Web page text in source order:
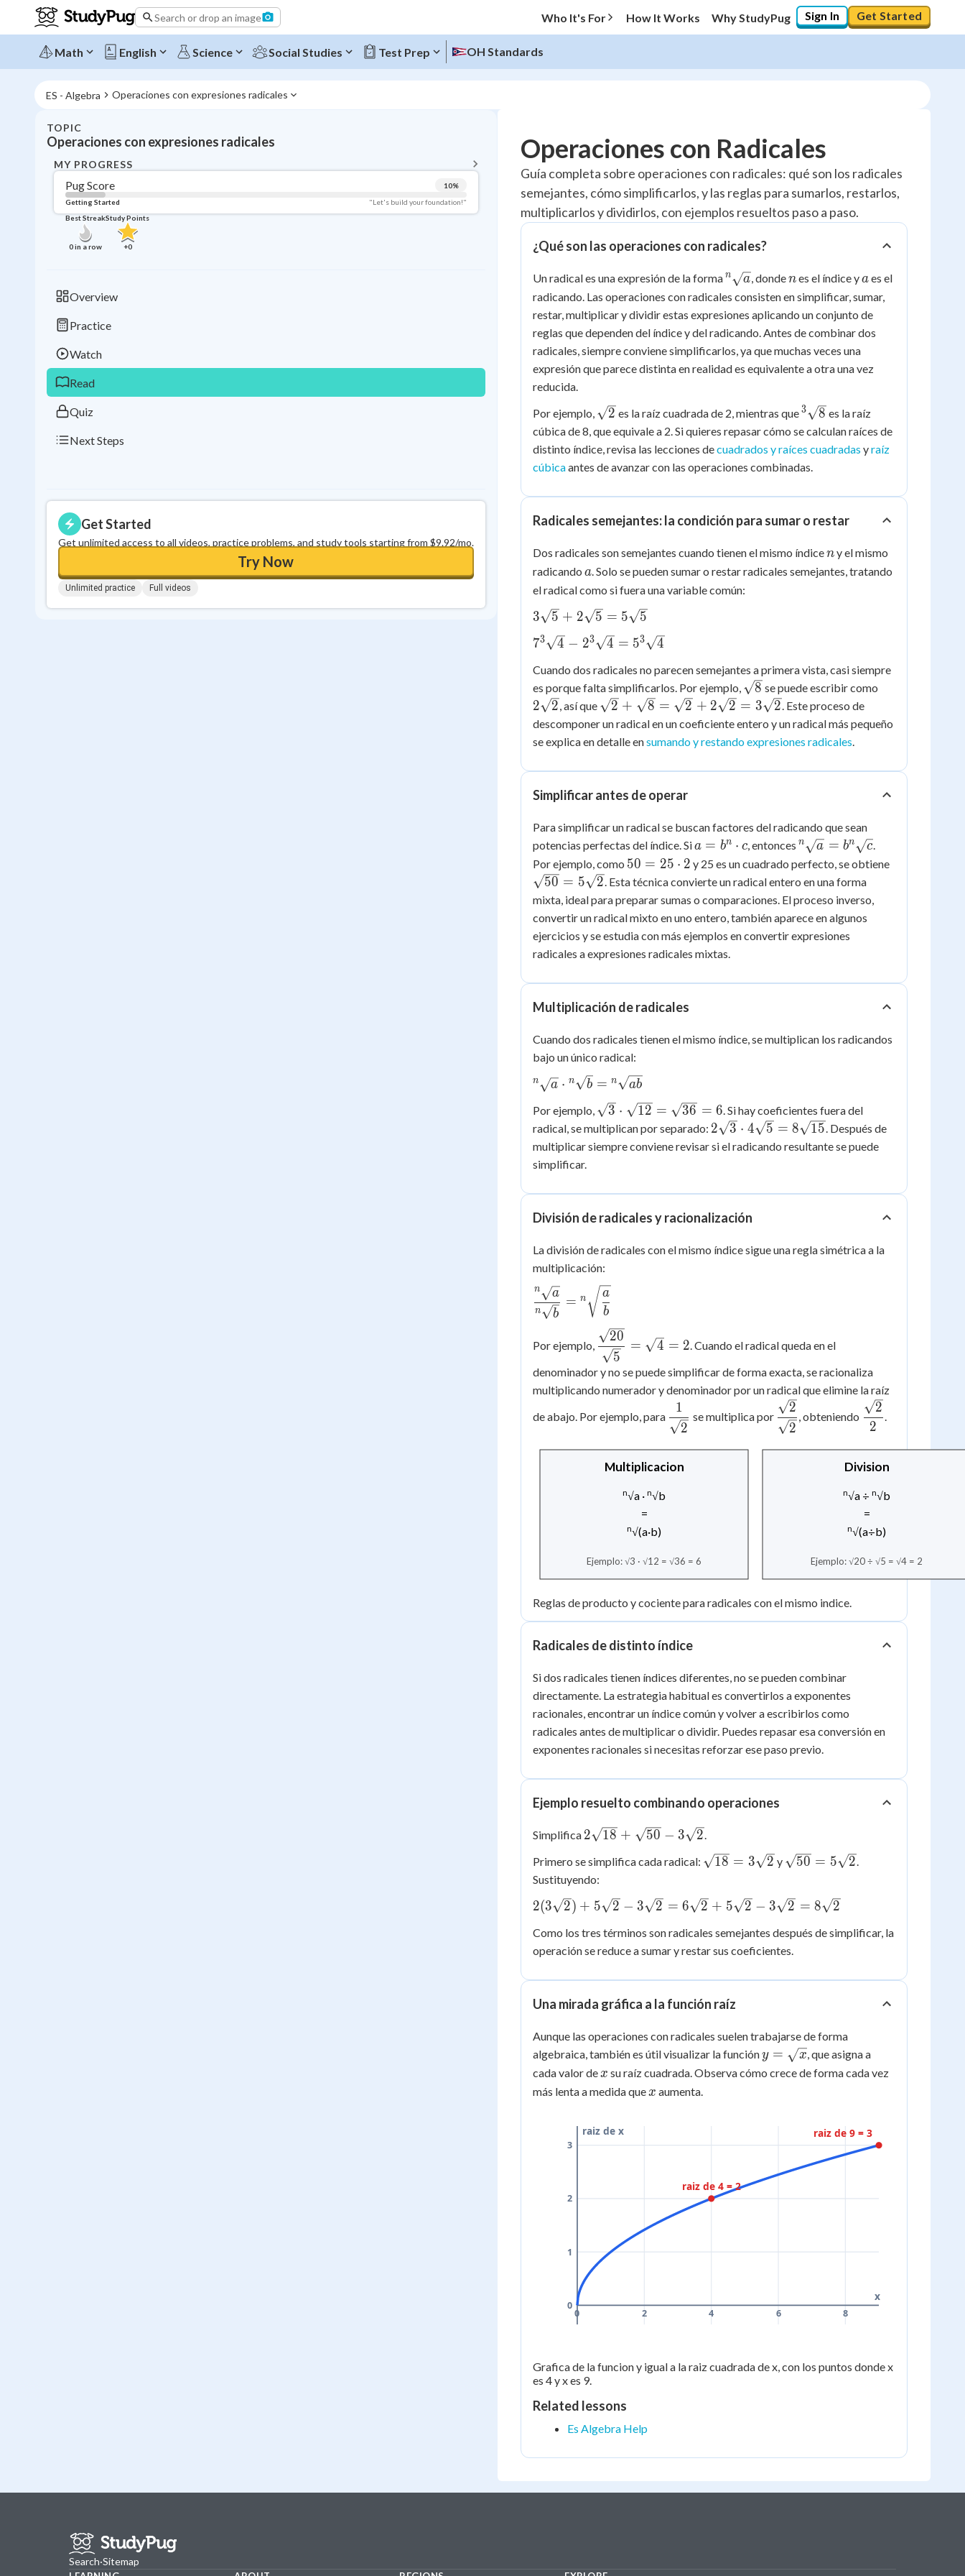
Search or drop an image Who It's For How It Works Why StudyPug Sign In Get Started
Math English Science Social Studies Test Prep OH Standards
ES - Algebra Operaciones con expresiones radicales
TOPIC
Operaciones con expresiones radicales
MY PROGRESS
Pug Score 10%
Getting Started
"Let's build your foundation!"
Best Streak
0in a row
Study Points
+0
Overview
Practice
Watch
Read
Quiz
Next Steps
Get Started
Get unlimited access to all videos, practice problems, and study tools starting from $9.92/mo.
Try Now
Unlimited practice Full videos
Topic Progress
Pug Score
Getting Started "Let's build your foundation!"
Videos Watched
Read
in a row
Study Points
+0
Operaciones con Radicales
Guía completa sobre operaciones con radicales: qué son los radicales
semejantes, cómo simplificarlos, y las reglas para sumarlos, restarlos,
multiplicarlos y dividirlos, con ejemplos resueltos paso a paso.
¿Qué son las operaciones con radicales?
Un radical es una expresión de la forma{^n}\sqrt{a}
n a, donden
nes el índice ya
aes el
radicando. Las operaciones con radicales consisten en simplificar, sumar,
restar, multiplicar y dividir estas expresiones aplicando un conjunto de
reglas que dependen del índice y del radicando. Antes de combinar dos
radicales, siempre conviene simplificarlos, ya que muchas veces una
expresión que parece distinta en realidad es equivalente a otra una vez
reducida.
Por ejemplo, \sqrt{2}
2 es la raíz cuadrada de 2, mientras que{^3}\sqrt{8}
3 8 es la raíz
cúbica de 8, que equivale a 2. Si quieres repasar cómo se calculan raíces de
distinto índice, revisa las lecciones decuadrados y raíces cuadradas yraíz
cúbicaantes de avanzar con las operaciones combinadas.
Radicales semejantes: la condición para sumar o restar
Dos radicales son semejantes cuando tienen el mismo índicen
ny el mismo
radicando a
a. Solo se pueden sumar o restar radicales semejantes, tratando
el radical como si fuera una variable común:
3\sqrt{5}
+
2\sqrt{5}
=
5\sqrt{5}
3 5 + 2 5 = 5
5
7{^3}\sqrt{4}
2{^3}\sqrt{4}
=
5{^3}\sqrt{4}
73 4 − 23 4 = 53 4
Cuando dos radicales no parecen semejantes a primera vista, casi siempre
es porque falta simplificarlos. Por ejemplo, \sqrt{8}
8 se puede escribir como
2
2, así que \sqrt{2}
+
\sqrt{8}
\sqrt{2}
2\sqrt{2}
3\sqrt{2}
2 + 8 = 2 + 2 2 = 3 2. Este proceso de
descomponer un radical en un coeficiente entero y un radical más pequeño
se explica en detalle ensumando y restando expresiones radicales.
Simplificar antes de operar
Para simplificar un radical se buscan factores del radicando que sean
potencias perfectas del índice. Sia =
b^n
\cdot
a = bn ⋅ c, entonces{^n}\sqrt{a}
=
b{^n}\sqrt{c}
n a = bn c.
Por ejemplo, como 50 =
25
\cdot
2
50 = 25 ⋅ 2 y 25 es un cuadrado perfecto, se obtiene
50 = 5 2. Esta técnica convierte un radical entero en una forma
mixta, ideal para preparar sumas o comparaciones. El proceso inverso,
convertir un radical mixto en uno entero, también aparece en algunos
ejercicios y se estudia con más ejemplos en convertir expresiones
radicales a expresiones radicales mixtas.
Multiplicación de radicales
Cuando dos radicales tienen el mismo índice, se multiplican los radicandos
bajo un único radical:
{^n}\sqrt{a}
{^n}\sqrt{b}
=
{^n}\sqrt{ab}
n a ⋅ n b = n ab
Por ejemplo, \sqrt{3}
\cdot
\sqrt{12}
= 6
3 ⋅ 12 = 36 = 6. Si hay coeficientes fuera del
radical, se multiplican por separado: 2\sqrt{3}
\cdot
8\sqrt{15}
2 3 ⋅ 4 5 = 8 15. Después de
multiplicar siempre conviene revisar si el radicando resultante se puede
simplificar.
División de radicales y racionalización
La división de radicales con el mismo índice sigue una regla simétrica a la
multiplicación:
\dfrac{{^n}\sqrt{a}}
{{^n}\sqrt{b}} =
{^n}\sqrt{\dfrac{a}
{b}}
n b
n a
= n
b
a
Por ejemplo,
\dfrac{\sqrt{20}}
{\sqrt{5}} =
\sqrt{4} = 2
5
20
= 4 = 2. Cuando el radical queda en el
denominador y no se puede simplificar de forma exacta, se racionaliza
multiplicando numerador y denominador por un radical que elimine la raíz
de abajo. Por ejemplo, para
\dfrac{1}
{\sqrt{2}}
2
1
se multiplica por
\dfrac{\sqrt{2}}
{\sqrt{2}}
2
2
, obteniendo
\dfrac{\sqrt{2}}
{2}
2
2
.
Multiplicacion
n√a · n√b
=
n√(a·b)
Ejemplo: √3 · √12 = √36 = 6
Division
n√a ÷ n√b
=
n√(a÷b)
Ejemplo: √20 ÷ √5 = √4 = 2
Reglas de producto y cociente para radicales con el mismo indice.
Radicales de distinto índice
Si dos radicales tienen índices diferentes, no se pueden combinar
directamente. La estrategia habitual es convertirlos a exponentes
racionales, encontrar un índice común y volver a escribirlos como
radicales antes de multiplicar o dividir. Puedes repasar esa conversión en
exponentes racionales si necesitas reforzar ese paso previo.
Ejemplo resuelto combinando operaciones
Simplifica 2\sqrt{18}
\sqrt{50}
-
3\sqrt{2}
2 18 + 50 − 3 2.
Primero se simplifica cada radical: \sqrt{18}
18 = 3 2 y \sqrt{50}
50 = 5 2.
Sustituyendo:
2(3\sqrt{2})
- 3\sqrt{2}
= 6\sqrt{2}
= 8\sqrt{2}
2(3 2) + 5 2 − 3 2 = 6 2 + 5 2 − 3 2 = 8 2
Como los tres términos son radicales semejantes después de simplificar, la
operación se reduce a sumar y restar sus coeficientes.
Una mirada gráfica a la función raíz
Aunque las operaciones con radicales suelen trabajarse de forma
algebraica, también es útil visualizar la funcióny =
\sqrt{x}
y = x, que asigna a
cada valor de x
x su raíz cuadrada. Observa cómo crece de forma cada vez
más lenta a medida que x
x aumenta.
0 2 4 6 8
0
1
2
3
x
raiz de x
raiz de 4 = 2
raiz de 9 = 3
Grafica de la funcion y igual a la raiz cuadrada de x, con los puntos donde x
es 4 y x es 9.
Related lessons
Es Algebra Help
Search·Sitemap